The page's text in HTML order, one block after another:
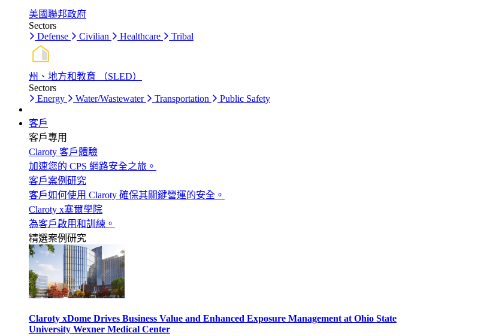
美國聯邦政府
Sectors
Defense
Civilian Healthcare Tribal
州、地方和教育 （SLED）
Sectors
Energy
Water/Wastewater Transportation Public Safety
客戶
客戶專用
Claroty 客戶體驗
加速您的 CPS 網路安全之旅。
客戶案例研究
客戶如何使用 Claroty 確保其關鍵營運的安全。
Claroty x塞爾學院
為客戶啟用和訓練。
精選案例研究
Claroty xDome Drives Business Value and Enhanced Exposure Management at Ohio State
University Wexner Medical Center